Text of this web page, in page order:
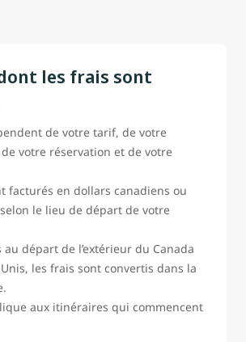
les frais sont
de votre tarif, de votre
votre réservation et de votre
facturés en dollars canadiens ou
le lieu de départ de votre
au départ de l’extérieur du Canada
les frais sont convertis dans la
aux itinéraires qui commencent